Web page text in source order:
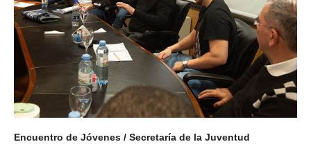
Secretaría de Relaciones Internacionales
Secretaría de la Mujer
Secretaría de Turismo
Secretaría de Capacitación
Sec. Derechos Humanos
Encuentro de Jóvenes / Secretaría de la Juventud